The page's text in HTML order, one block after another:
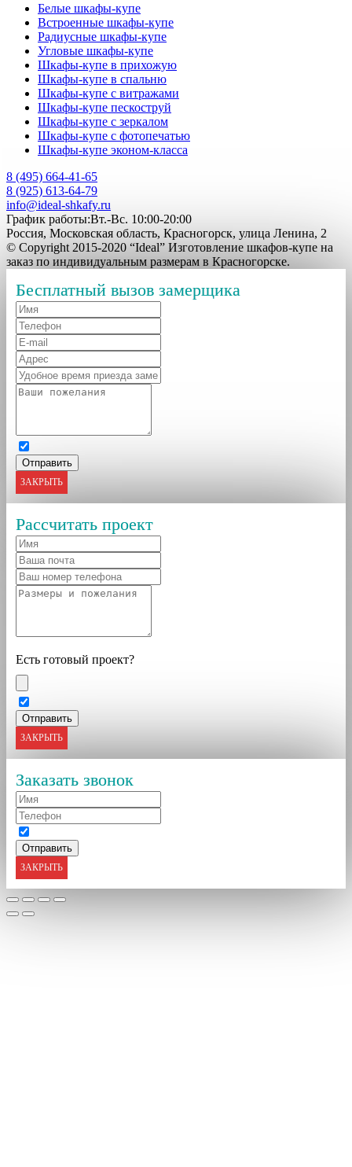
Белые шкафы-купе
Встроенные шкафы-купе
Радиусные шкафы-купе
Угловые шкафы-купе
Шкафы-купе в прихожую
Шкафы-купе в спальню
Шкафы-купе с витражами
Шкафы-купе пескоструй
Шкафы-купе с зеркалом
Шкафы-купе с фотопечатью
Шкафы-купе эконом-класса
8 (495) 664-41-65
8 (925) 613-64-79
info@ideal-shkafy.ru
График работы:Вт.-Вс. 10:00-20:00
Россия, Московская область, Красногорск, улица Ленина, 2
© Copyright 2015-2020 “Ideal” Изготовление шкафов-купе на
заказ по индивидуальным размерам в Красногорске.
Бесплатный вызов замерщика
ЗАКРЫТЬ
Рассчитать проект
Есть готовый проект?
ЗАКРЫТЬ
Заказать звонок
ЗАКРЫТЬ